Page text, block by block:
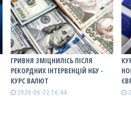
ГРИВНЯ ЗМІЦНИЛІСЬ ПІСЛЯ
РЕКОРДНИХ ІНТЕРВЕНЦІЙ НБУ -
КУРС ВАЛЮТ
2026-06-22 16:44